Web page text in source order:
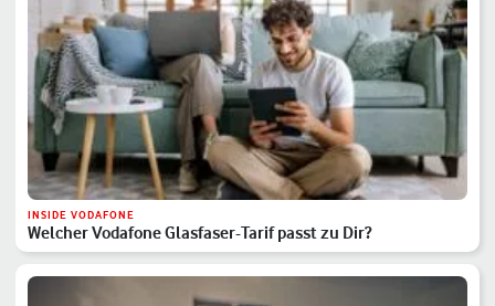
INSIDE VODAFONE
Welcher Vodafone Glasfaser-Tarif passt zu Dir?